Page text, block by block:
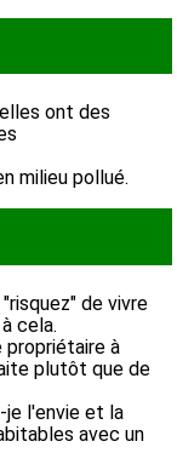
ont des
milieu pollué.
de vivre
cela.
propriétaire à
plutôt que de
je l'envie et la
avec un